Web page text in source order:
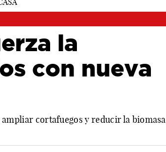
la
con nueva
cortafuegos y reducir la biomasa